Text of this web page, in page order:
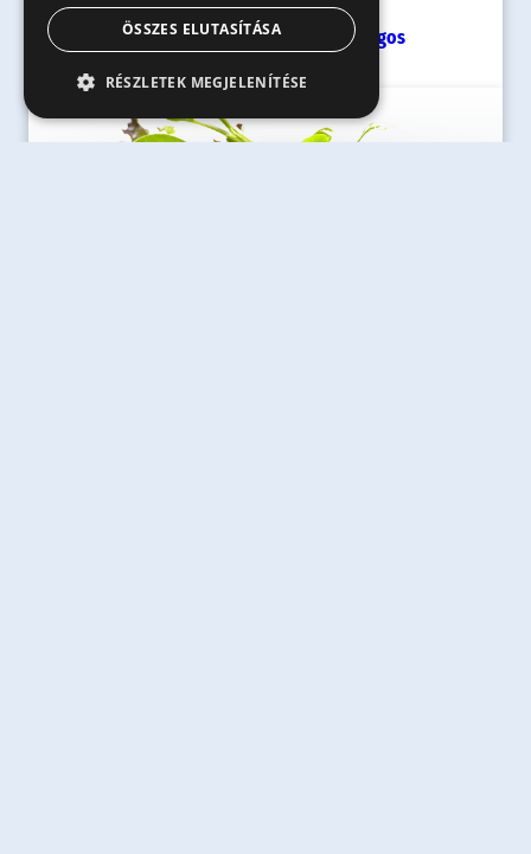
Hagymás-tejfölös kemencés lángos
ÖSSZES ELUTASÍTÁSA
RÉSZLETEK MEGJELENÍTÉSE